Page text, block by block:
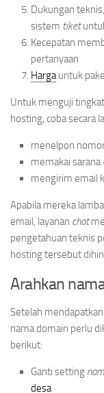
Dukungan
sistem tiket
Kecepatan
pertanyaan
Hargauntuk
Untuk menguji
hosting, coba secara
menelpon
memakai sarana
mengirim email
Apabila mereka
email, layanan chat
pengetahuan teknis
hosting tersebut
Arahkan
Setelah
nama domain perlu
berikut:
Ganti setting
desa